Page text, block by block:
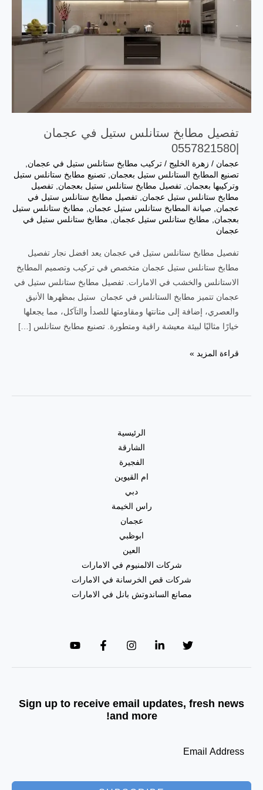
تفصيل مطابخ ستانلس ستيل في عجمان
عجمان / زهرة الخليج / تركيب مطابخ ستانلس ستيل في عجمان
تصنيع المطابخ الستانلس ستيل بعجمان تصنيع مطابخ ستانلس ستيل
وتركيبها بعجمان تفصيل مطابخ ستانلس ستيل بعجمان تفصيل
مطابخ ستانلس ستيل عجمان تفصيل مطابخ ستانلس ستيل في
عجمان
صيانة المطابخ ستانلس ستيل عجمان
مطابخ ستانلس ستيل
بعجمان
مطابخ ستانلس ستيل عجمان
مطابخ ستانلس ستيل في
عجمان
تفصيل مطابخ ستانلس ستيل في عجمان يعد افضل نجار تفصيل
مطابخ ستانلس ستيل عجمان متخصص في تركيب وتصميم المطابخ
الاستانلس والخشب في الامارات. تفصيل مطابخ ستانلس ستيل في
عجمان تتميز مطابخ الستانلس في عجمان ستيل بمظهرها الأنيق
والعصري، إضافة إلى متانتها ومقاومتها للصدأ والتآكل، مما يجعلها
خيارًا مثاليًا لبيئة معيشة راقية ومتطورة. تصنيع مطابخ ستانلس […]
قراءة المزيد »
الرئيسية
الشارقة
الفجيرة
ام القيوين
دبي
راس الخيمة
عجمان
ابوظبي
العين
شركات الالمنيوم في الامارات
شركات قص الخرسانة في الامارات
مصانع الساندوتش بانل في الامارات
Sign up to receive email updates, fresh news
and more!